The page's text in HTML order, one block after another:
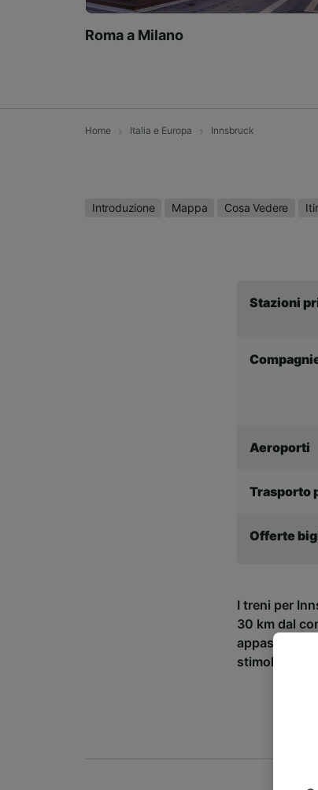
Roma a Milano
Home Italia e Europa Innsbruck
Introduzione Mappa Cosa Vedere
Stazioni
Aeroporti
Trasporto
Offerte
I treni per
30 km dal
stimolante.